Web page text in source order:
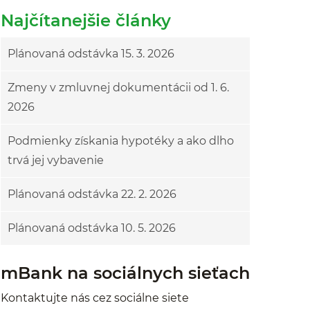
Najčítanejšie články
Plánovaná odstávka 15. 3. 2026
Zmeny v zmluvnej dokumentácii od 1. 6.
2026
Podmienky získania hypotéky a ako dlho
trvá jej vybavenie
Plánovaná odstávka 22. 2. 2026
Plánovaná odstávka 10. 5. 2026
mBank na sociálnych sieťach
Kontaktujte nás cez sociálne siete